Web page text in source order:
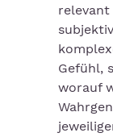
Gefühl,
worauf